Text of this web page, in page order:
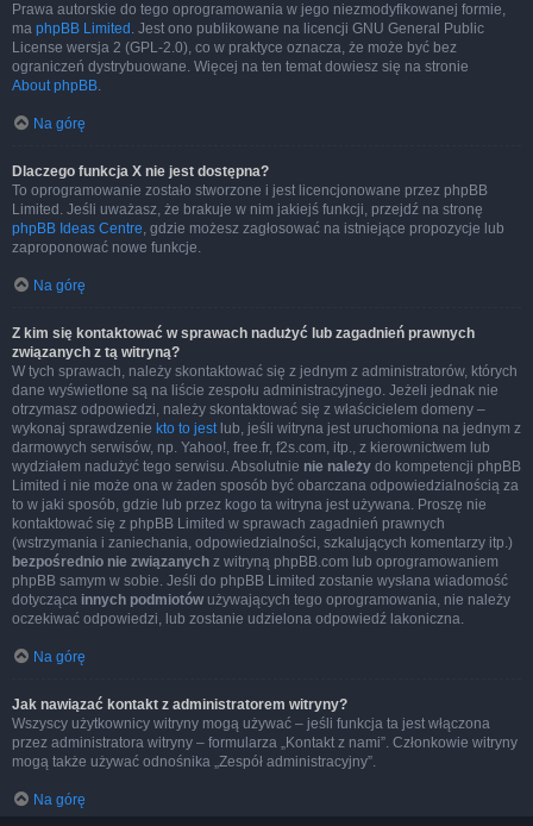
Prawa autorskie do tego oprogramowania w jego niezmodyfikowanej formie,
ma phpBB Limited . Jest ono publikowane na licencji GNU General Public
License wersja 2 (GPL-2.0), co w praktyce oznacza, że może być bez
ograniczeń dystrybuowane. Więcej na ten temat dowiesz się na stronie
About phpBB.
Na górę
Dlaczego funkcja X nie jest dostępna?
To oprogramowanie zostało stworzone i jest licencjonowane przez phpBB
Limited. Jeśli uważasz, że brakuje w nim jakiejś funkcji, przejdź na stronę
phpBB Ideas Centre, gdzie możesz zagłosować na istniejące propozycje lub
zaproponować nowe funkcje.
Na górę
Z kim się kontaktować w sprawach nadużyć lub zagadnień prawnych
związanych z tą witryną?
W tych sprawach, należy skontaktować się z jednym z administratorów, których
dane wyświetlone są na liście zespołu administracyjnego. Jeżeli jednak nie
otrzymasz odpowiedzi, należy skontaktować się z właścicielem domeny –
wykonaj sprawdzenie kto to jestlub, jeśli witryna jest uruchomiona na jednym z
darmowych serwisów, np. Yahoo!, free.fr, f2s.com, itp., z kierownictwem lub
wydziałem nadużyć tego serwisu. Absolutnie nie należy do kompetencji phpBB
Limited i nie może ona w żaden sposób być obarczana odpowiedzialnością za
to w jaki sposób, gdzie lub przez kogo ta witryna jest używana. Proszę nie
kontaktować się z phpBB Limited w sprawach zagadnień prawnych
(wstrzymania i zaniechania, odpowiedzialności, szkalujących komentarzy itp.)
bezpośrednio nie związanych z witryną phpBB.com lub oprogramowaniem
phpBB samym w sobie. Jeśli do phpBB Limited zostanie wysłana wiadomość
dotycząca innych podmiotów używających tego oprogramowania, nie należy
oczekiwać odpowiedzi, lub zostanie udzielona odpowiedź lakoniczna.
Na górę
Jak nawiązać kontakt z administratorem witryny?
Wszyscy użytkownicy witryny mogą używać – jeśli funkcja ta jest włączona
przez administratora witryny – formularza „Kontakt z nami”. Członkowie witryny
mogą także używać odnośnika „Zespół administracyjny”.
Na górę